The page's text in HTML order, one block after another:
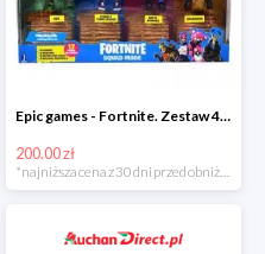
Epic games - Fortnite. Zestaw 4 figurek + akcesoria w super cenie
200.00 zł